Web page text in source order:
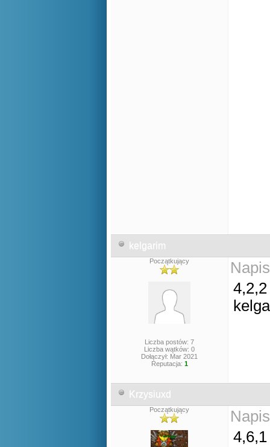
kelgarim
Początkujący
Liczba postów: 7
Liczba wątków: 0
Dołączył: Mar 2021
Reputacja: 1
4,2,2
Krzysiuxd
Początkujący